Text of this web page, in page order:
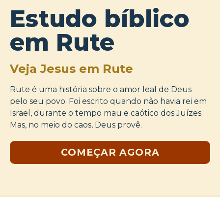
Estudo bíblico
em Rute
Veja Jesus em Rute
Rute é uma história sobre o amor leal de Deus
pelo seu povo. Foi escrito quando não havia rei em
Israel, durante o tempo mau e caótico dos Juízes.
Mas, no meio do caos, Deus provê.
COMEÇAR AGORA